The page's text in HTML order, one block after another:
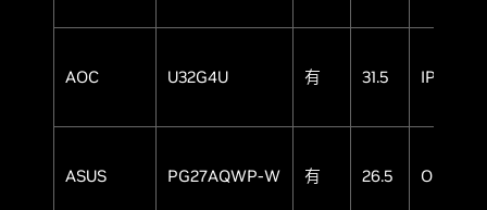
AOC U32G4U 有 31.5 IPS
ASUS PG27AQWP-W 有 26.5 OLED